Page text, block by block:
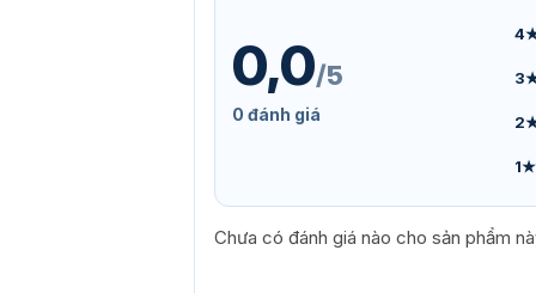
0,0/5
0 đánh giá
1★
Chưa có đánh giá nào cho sản phẩm